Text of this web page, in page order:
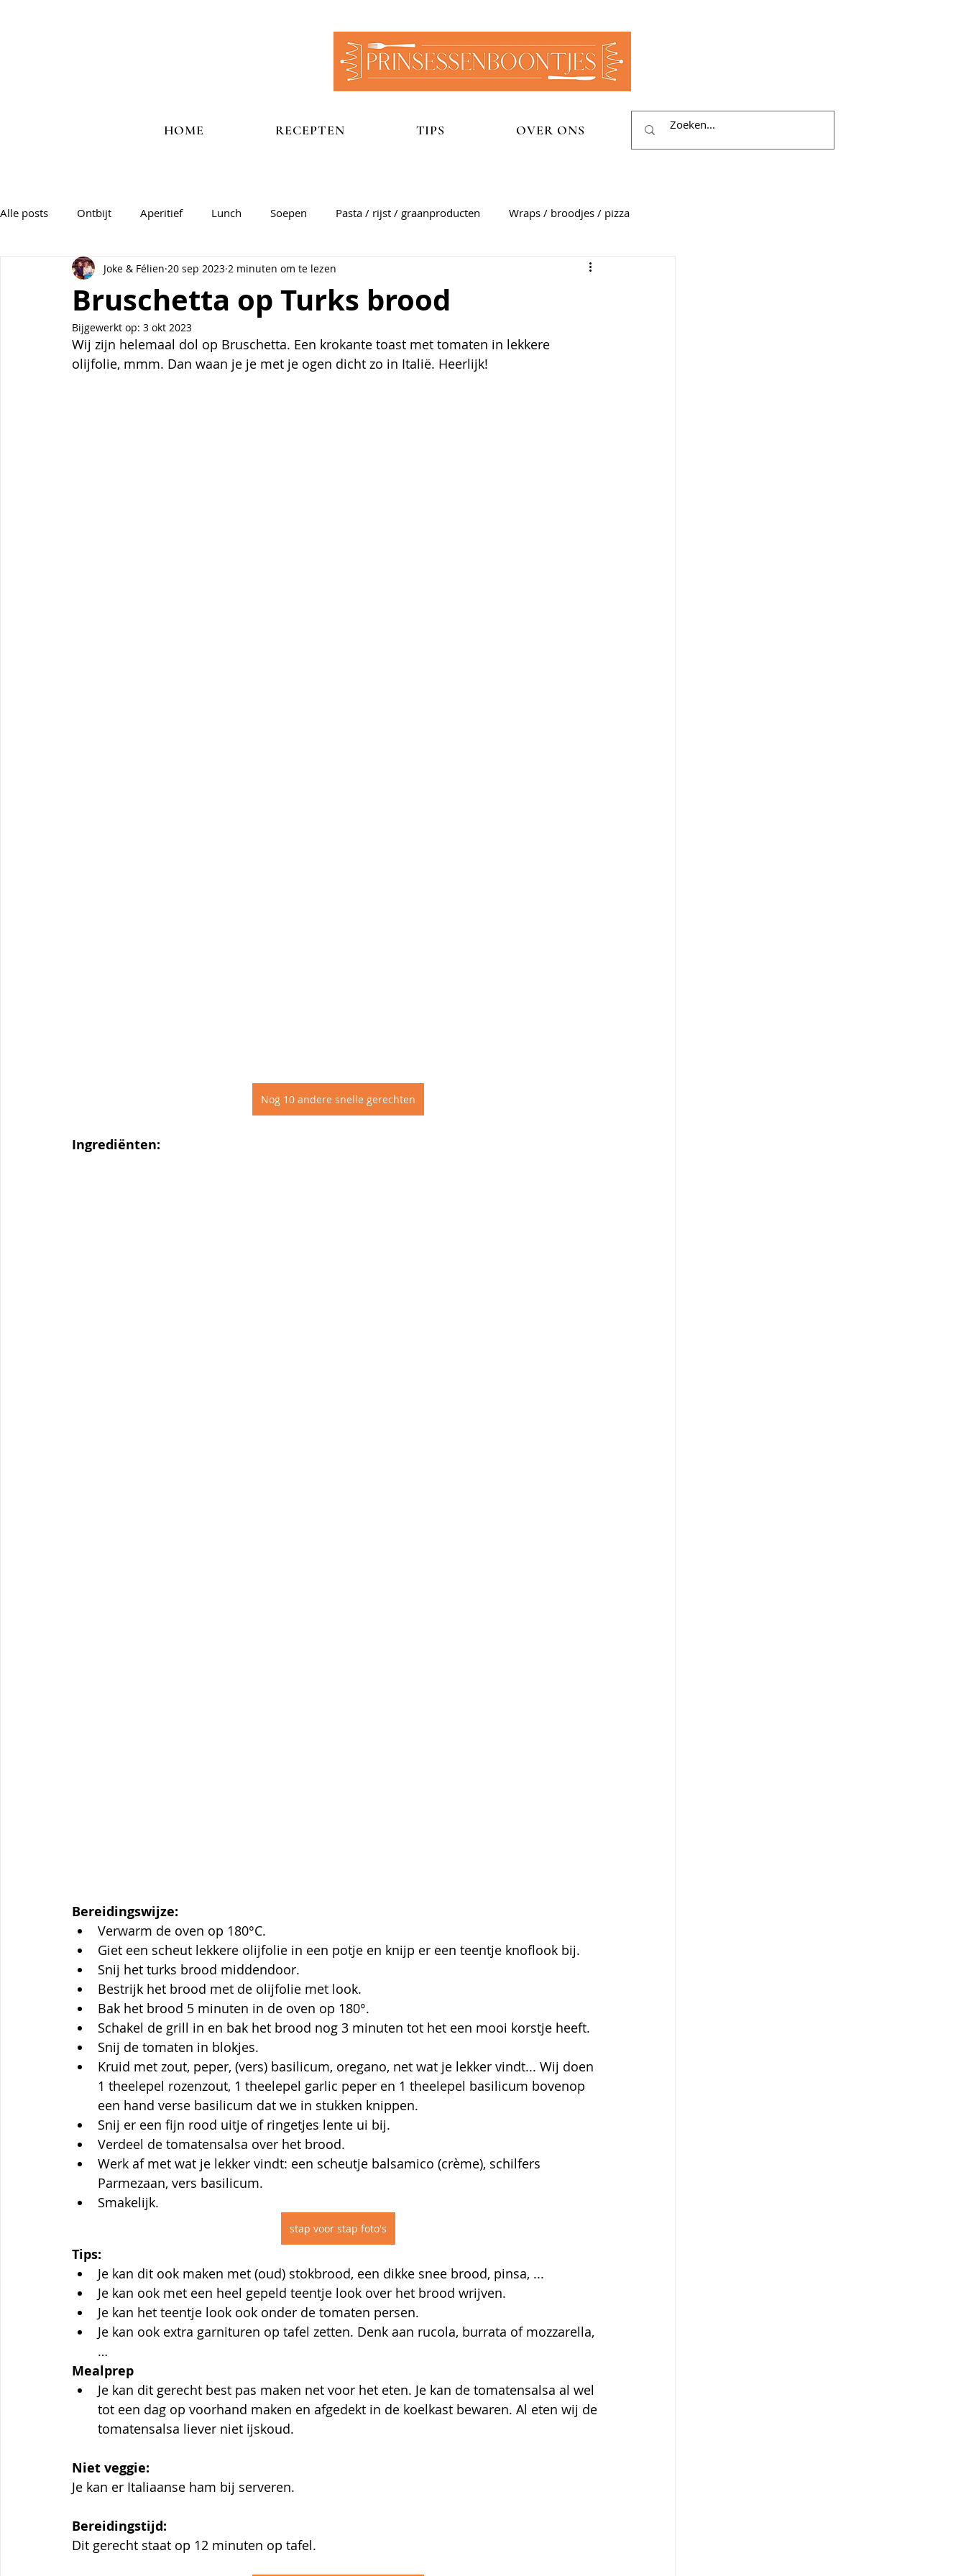
HOME RECEPTEN TIPS OVER ONS
Alle posts Ontbijt Aperitief Lunch Soepen Pasta / rijst / graanproducten Wraps / broodjes / pizza
Vis Veggie Salades & groentegerechten Sauzen
Themagerechten Tips Thermomix
Bruschetta op Turks brood
Joke & Félien 20 sep 2023 2 minuten om te lezen
Bijgewerkt op: 3 okt 2023
Wij zijn helemaal dol op Bruschetta. Een krokante toast met tomaten in lekkere
olijfolie, mmm. Dan waan je je met je ogen dicht zo in Italië. Heerlijk!
Nog 10 andere snelle gerechten
Ingrediënten:
Bereidingswijze:
Verwarm de oven op 180°C.
Giet een scheut lekkere olijfolie in een potje en knijp er een teentje knoflook bij.
Snij het turks brood middendoor.
Bestrijk het brood met de olijfolie met look.
Bak het brood 5 minuten in de oven op 180°.
Schakel de grill in en bak het brood nog 3 minuten tot het een mooi korstje heeft.
Snij de tomaten in blokjes.
Kruid met zout, peper, (vers) basilicum, oregano, net wat je lekker vindt... Wij doen
1 theelepel rozenzout, 1 theelepel garlic peper en 1 theelepel basilicum bovenop
een hand verse basilicum dat we in stukken knippen.
Snij er een fijn rood uitje of ringetjes lente ui bij.
Verdeel de tomatensalsa over het brood.
Werk af met wat je lekker vindt: een scheutje balsamico (crème), schilfers
Parmezaan, vers basilicum.
Smakelijk.
stap voor stap foto's
Tips:
Je kan dit ook maken met (oud) stokbrood, een dikke snee brood, pinsa, ...
Je kan ook met een heel gepeld teentje look over het brood wrijven.
Je kan het teentje look ook onder de tomaten persen.
Je kan ook extra garnituren op tafel zetten. Denk aan rucola, burrata of mozzarella,
…
Mealprep
Je kan dit gerecht best pas maken net voor het eten. Je kan de tomatensalsa al wel
tot een dag op voorhand maken en afgedekt in de koelkast bewaren. Al eten wij de
tomatensalsa liever niet ijskoud.
Niet veggie:
Je kan er Italiaanse ham bij serveren.
Bereidingstijd:
Dit gerecht staat op 12 minuten op tafel.